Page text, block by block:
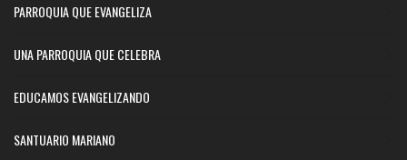
PARROQUIA QUE EVANGELIZA
UNA PARROQUIA QUE CELEBRA
EDUCAMOS EVANGELIZANDO
SANTUARIO MARIANO